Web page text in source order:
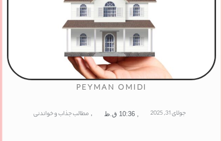
PEYMAN OMIDI
جولای 31, 2025 10:36 ق.ظ , مطالب جذاب و خواندنی